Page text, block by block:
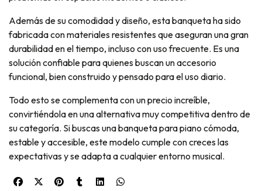
Además de su comodidad y diseño, esta banqueta ha sido
fabricada con materiales resistentes que aseguran una gran
durabilidad en el tiempo, incluso con uso frecuente. Es una
solución confiable para quienes buscan un accesorio
funcional, bien construido y pensado para el uso diario.
Todo esto se complementa con un precio increíble,
convirtiéndola en una alternativa muy competitiva dentro de
su categoría. Si buscas una banqueta para piano cómoda,
estable y accesible, este modelo cumple con creces las
expectativas y se adapta a cualquier entorno musical.